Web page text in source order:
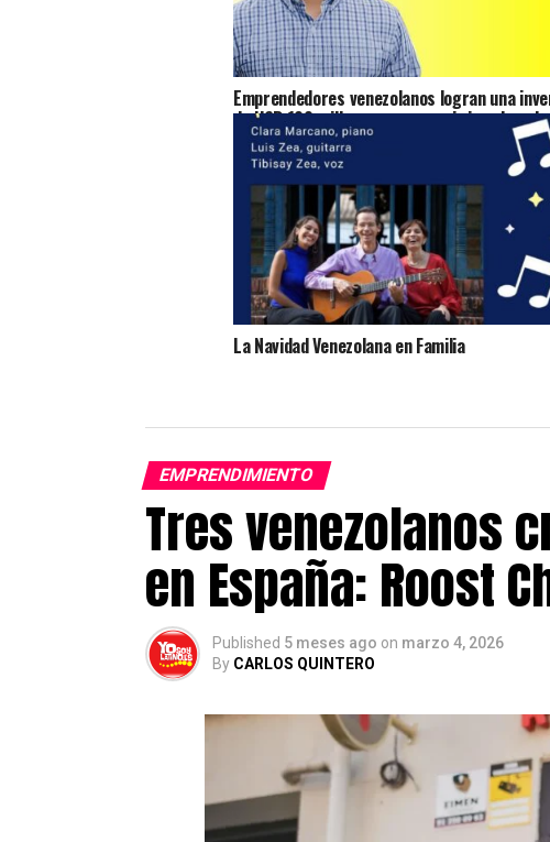
Emprendedores venezolanos logran una
de USD 100 millones para seguir
acceso al crédito en Venezuela
La Navidad Venezolana en Familia
EMPRENDIMIENTO
Tres venezolanos
en España: Roost
Published 5 meses ago on marzo 4, 2026
By CARLOS QUINTERO